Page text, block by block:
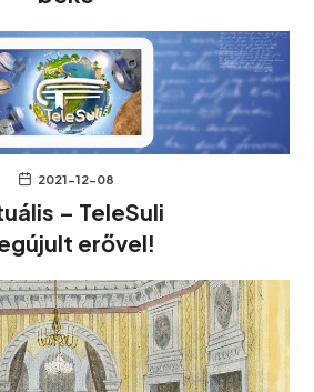
2021-12-08
– TeleSuli
erővel!